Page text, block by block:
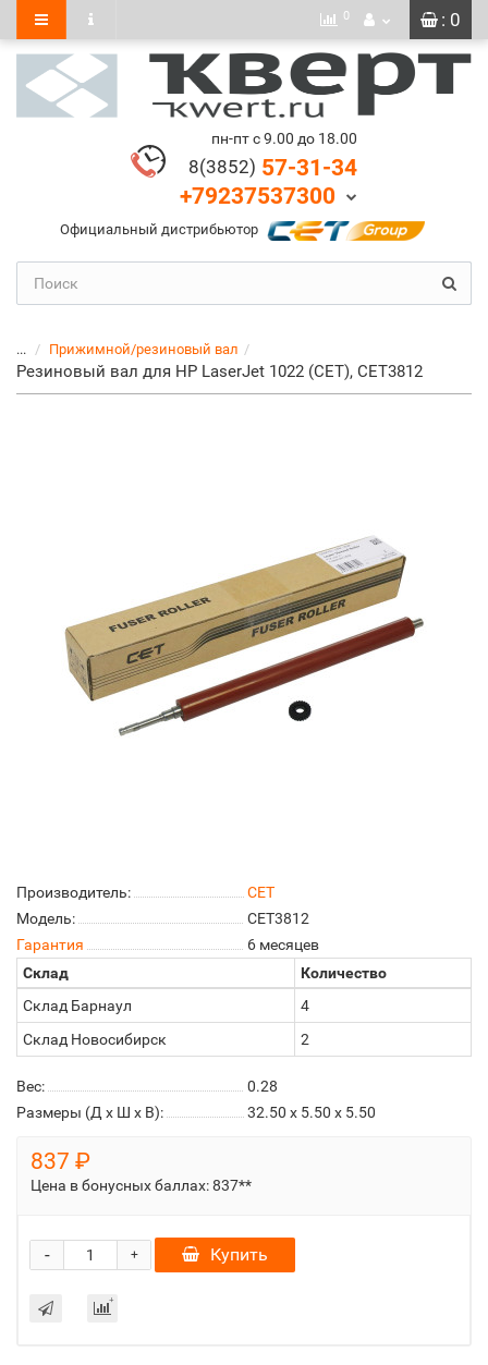
: 0
0
пн-пт с 9.00 до 18.00
8(3852) 57-31-34
+79237537300
Официальный дистрибьютор
... Прижимной/резиновый вал
Резиновый вал для HP LaserJet 1022 (CET), CET3812
Производитель:
CET
Модель:
CET3812
Гарантия
6 месяцев
Склад
Количество
Склад Барнаул
4
Склад Новосибирск
2
Вес:
0.28
Размеры (Д x Ш x В):
32.50 x 5.50 x 5.50
837 ₽
Цена в бонусных баллах:837**
+
- Купить